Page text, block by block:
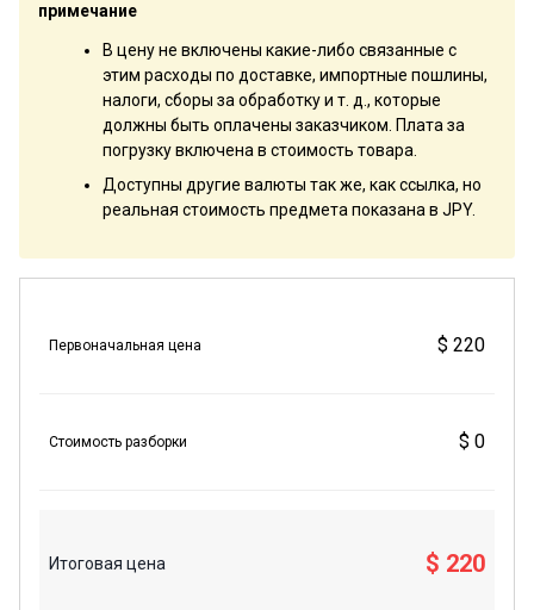
примечание
В цену не включены какие-либо связанные с
этим расходы по доставке, импортные пошлины,
налоги, сборы за обработку и т. д., которые
должны быть оплачены заказчиком. Плата за
погрузку включена в стоимость товара.
Доступны другие валюты так же, как ссылка, но
реальная стоимость предмета показана в JPY.
Первоначальная цена $ 220
Стоимость разборки $ 0
Итоговая цена $ 220